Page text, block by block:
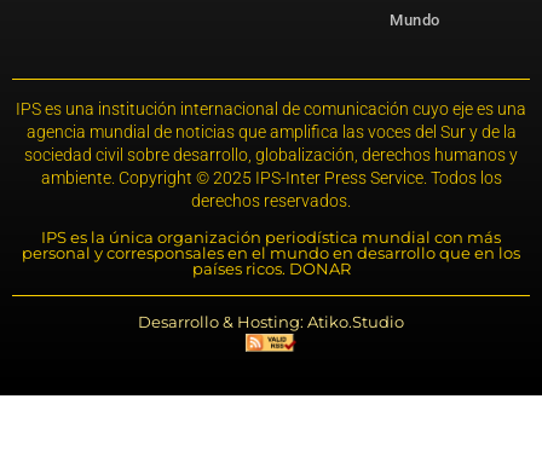
Mundo
IPS es una institución internacional de comunicación cuyo eje es una
agencia mundial de noticias que amplifica las voces del Sur y de la
sociedad civil sobre desarrollo, globalización, derechos humanos y
ambiente. Copyright © 2025 IPS-Inter Press Service. Todos los
derechos reservados.
IPS es la única organización periodística mundial con más
personal y corresponsales en el mundo en desarrollo que en los
países ricos. DONAR
Desarrollo & Hosting: Atiko.Studio